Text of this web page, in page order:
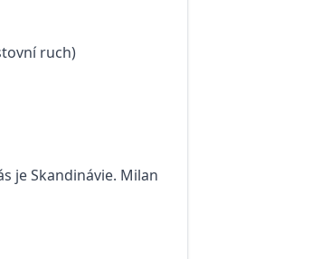
ruch)
je Skandinávie. Milan